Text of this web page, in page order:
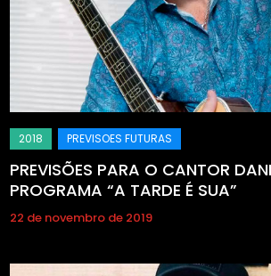
PREVISÕES PARA O CANTOR
PROGRAMA “A TARDE É SUA”
22 de novembro de 2019